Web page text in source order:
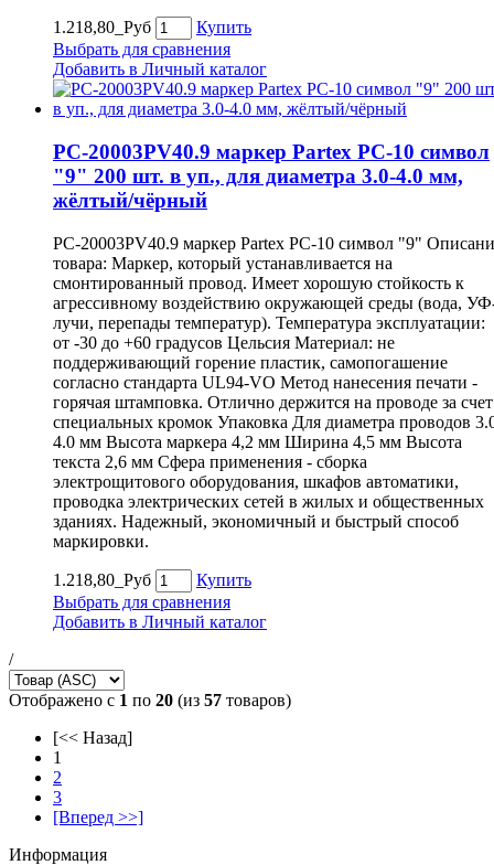
1.218,80_Руб
Купить
Выбрать для сравнения
Добавить в Личный каталог
PC-20003PV40.9 маркер Partex PC-10 символ
"9" 200 шт. в уп., для диаметра 3.0-4.0 мм,
жёлтый/чёрный
PC-20003PV40.9 маркер Partex PC-10 символ "9"
товара: Маркер, который устанавливается на
смонтированный провод. Имеет хорошую стойкость к
агрессивному воздействию окружающей среды (вода,
лучи, перепады температур). Температура эксплуатации:
от -30 до +60 градусов Цельсия Материал: не
поддерживающий горение пластик, самопогашение
согласно стандарта UL94-VO Метод нанесения печати -
горячая штамповка. Отлично держится на проводе за счет
специальных кромок Упаковка Для диаметра проводов
4.0 мм Высота маркера 4,2 мм Ширина 4,5 мм Высота
текста 2,6 мм Сфера применения - сборка
электрощитового оборудования, шкафов автоматики,
проводка электрических сетей в жилых и общественных
зданиях. Надежный, экономичный и быстрый способ
маркировки.
1.218,80_Руб
Купить
Выбрать для сравнения
Добавить в Личный каталог
/
Отображено с 1 по 20 (из 57 товаров)
[<< Назад]
1
2
3
[Вперед >>]
Информация